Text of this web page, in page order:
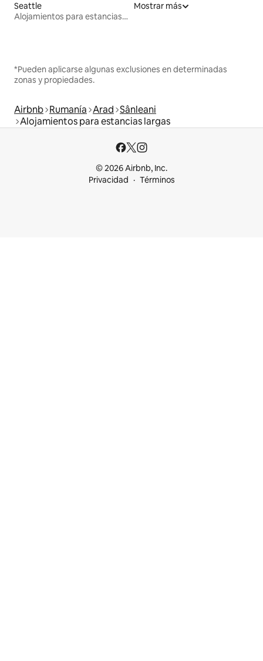
Seattle
Alojamientos para estancias largas
Mostrar más
*Pueden aplicarse algunas exclusiones en determinadas
zonas y propiedades.
Airbnb Rumanía Arad Sânleani
Alojamientos para estancias largas
© 2026 Airbnb, Inc.
Privacidad
Términos